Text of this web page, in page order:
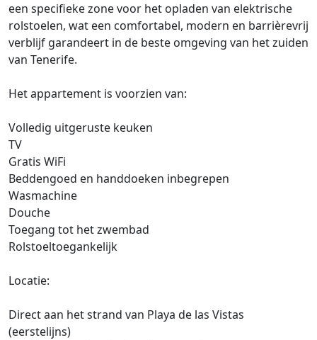
een specifieke zone voor het opladen van elektrische
rolstoelen, wat een comfortabel, modern en barrièrevrij
verblijf garandeert in de beste omgeving van het zuiden
van Tenerife.
Het appartement is voorzien van:
Volledig uitgeruste keuken
TV
Gratis WiFi
Beddengoed en handdoeken inbegrepen
Wasmachine
Douche
Toegang tot het zwembad
Rolstoeltoegankelijk
Locatie:
Direct aan het strand van Playa de las Vistas
(eerstelijns)